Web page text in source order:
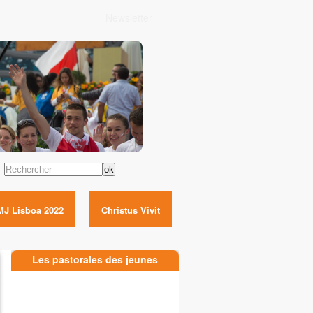
Rechercher
Lisboa 2022 Christus Vivit
Les pastorales des jeunes